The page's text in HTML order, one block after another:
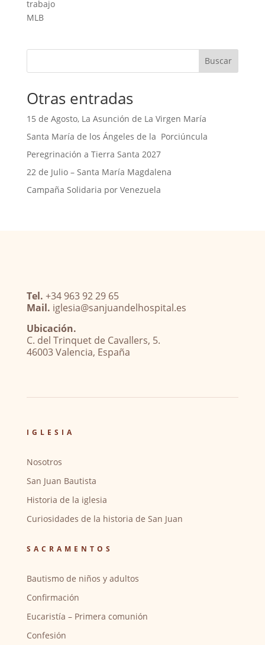
trabajo
MLB
Buscar
Otras entradas
15 de Agosto, La Asunción de La Virgen María
Santa María de los Ángeles de la Porciúncula
Peregrinación a Tierra Santa 2027
22 de Julio – Santa María Magdalena
Campaña Solidaria por Venezuela
Tel. +34 963 92 29 65
Mail. iglesia@sanjuandelhospital.es
Ubicación.
C. del Trinquet de Cavallers, 5.
46003 Valencia, España
IGLESIA
Nosotros
San Juan Bautista
Historia de la iglesia
Curiosidades de la historia de San Juan
SACRAMENTOS
Bautismo de niños y adultos
Confirmación
Eucaristía – Primera comunión
Confesión